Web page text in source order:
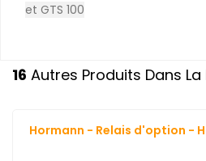
et GTS 100
16 Autres Produits Dans
Hormann - Relais d'option -